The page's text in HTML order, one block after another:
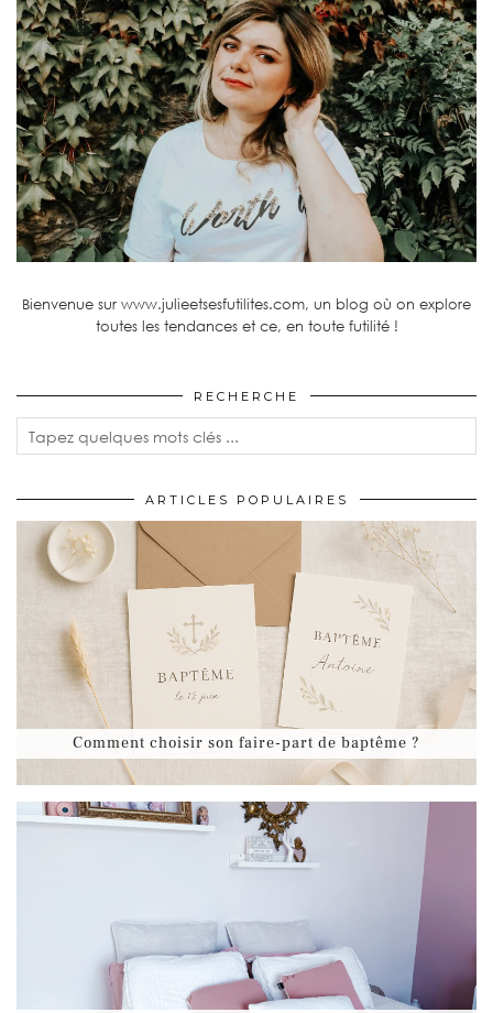
Bienvenue sur www.julieetsesfutilites.com, un blog où on explore
toutes les tendances et ce, en toute futilité !
RECHERCHE
ARTICLES POPULAIRES
Comment choisir son faire-part de baptême ?